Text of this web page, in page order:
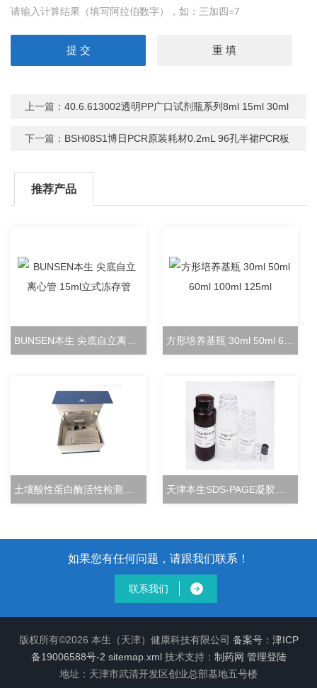
请输入计算结果（填写阿拉伯数字），如：三加四=7
上一篇：40.6.613002透明PP广口试剂瓶系列8ml 15ml 30ml
下一篇： BSH08S1博日PCR原装耗材0.2mL 96孔半裙PCR板
推荐产品
天津本生SDS-PAGE凝胶快速配制试剂盒
如果您有任何问题，请跟我们联系！
联系我们
版权所有©2026 本生（天津）健康科技有限公司 备案号：津ICP
备19006588号-2 sitemap.xml技术支持： 制药网 管理登陆
地址：天津市武清开发区创业总部基地五号楼